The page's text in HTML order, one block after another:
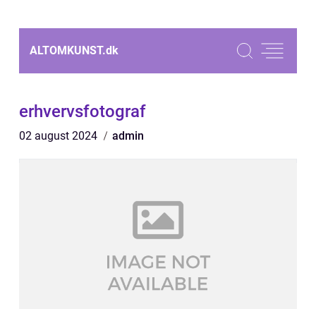
ALTOMKUNST.dk
erhvervsfotograf
02 august 2024 admin